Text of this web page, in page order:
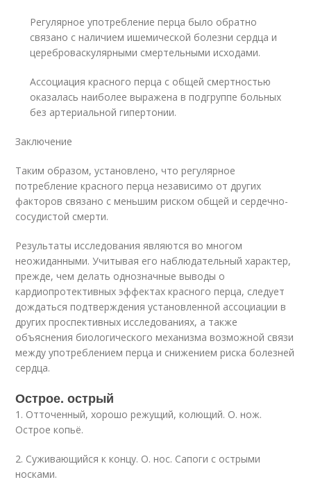
Регулярное употребление перца было обратно
связано с наличием ишемической болезни сердца и
цереброваскулярными смертельными исходами.
Ассоциация красного перца с общей смертностью
оказалась наиболее выражена в подгруппе больных
без артериальной гипертонии.
Заключение
Таким образом, установлено, что регулярное
потребление красного перца независимо от других
факторов связано с меньшим риском общей и сердечно-
сосудистой смерти.
Результаты исследования являются во многом
неожиданными. Учитывая его наблюдательный характер,
прежде, чем делать однозначные выводы о
кардиопротективных эффектах красного перца, следует
дождаться подтверждения установленной ассоциации в
других проспективных исследованиях, а также
объяснения биологического механизма возможной связи
между употреблением перца и снижением риска болезней
сердца.
Острое. острый
1. Отточенный, хорошо режущий, колющий. О. нож.
Острое копьё.
2. Суживающийся к концу. О. нос. Сапоги с острыми
носками.